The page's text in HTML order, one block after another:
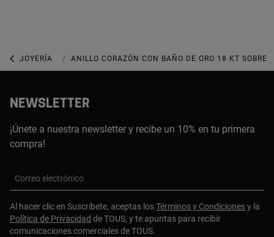
JOYERÍA JOYAS DE PLATA 925
ANILLO CORAZÓN CON BAÑO DE ORO 18 KT SOBRE
NEWSLETTER
¡Únete a nuestra newsletter y recibe un 10% en tu primera
compra!
Correo electrónico
Al hacer clic en Suscríbete, aceptas losTérminos y Condicionesy la
Política de Privacidad de TOUS, y te apuntas para recibir
comunicaciones comerciales de TOUS.